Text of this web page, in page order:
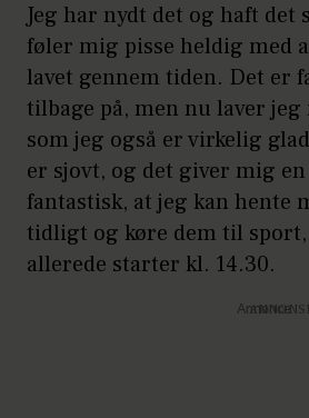
Jeg har nydt det og haft det
føler mig pisse heldig med
lavet gennem tiden. Det er
tilbage på, men nu laver jeg
som jeg også er virkelig
er sjovt, og det giver mig
fantastisk, at jeg kan hente
tidligt og køre dem til sport,
allerede starter kl. 14.30.
Annonce